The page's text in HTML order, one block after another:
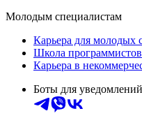
Молодым специалистам
Карьера для молодых
Школа программистов
Карьера в
Боты для уведомлений